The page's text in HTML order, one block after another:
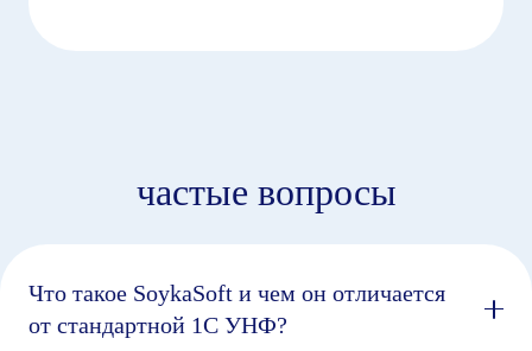
частые вопросы
Что такое SoykaSoft и чем он отличается
от стандартной 1С УНФ?